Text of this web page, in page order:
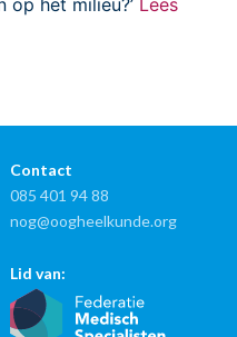
het milieu?’ Lees
Contact
085 401 94 88
nog@oogheelkunde.org
Lid van: